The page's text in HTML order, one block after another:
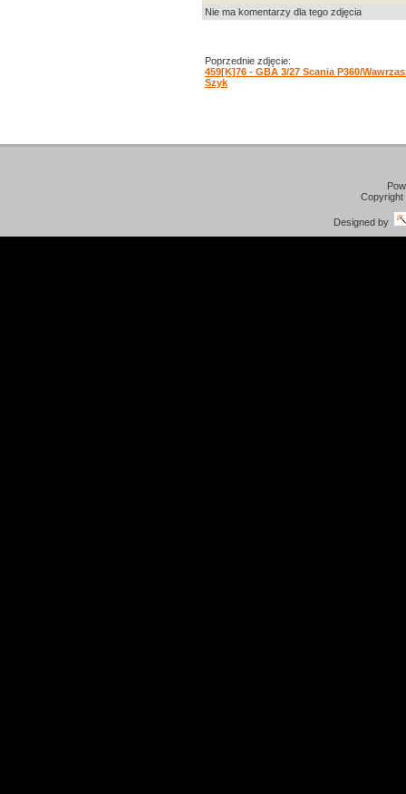
Nie ma komentarzy dla tego zdjęcia
Poprzednie zdjęcie:
459[K]76 - GBA 3/27 Scania P360/
Szyk
Designed by